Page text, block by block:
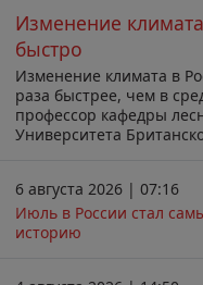
Изменение
быстро
Изменение климата в
раза быстрее, чем в
профессор кафедры
Университета
6 августа 2026 | 07:16
Июль в России стал
историю